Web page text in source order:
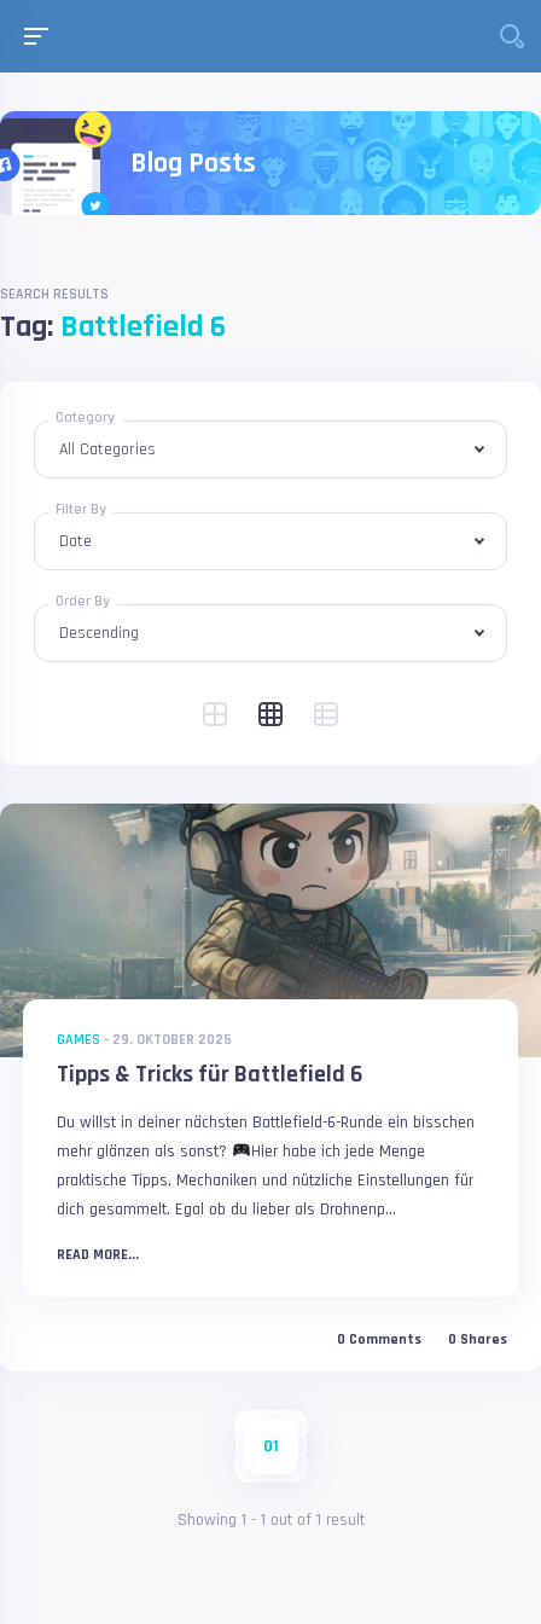
Blog Posts
SEARCH RESULTS
Tag: Battlefield 6
Category
Filter By
Order By
GAMES - 29. OKTOBER 2025
Tipps & Tricks für Battlefield 6
Du willst in deiner nächsten Battlefield-6-Runde ein bisschen
mehr glänzen als sonst?
Hier habe ich jede Menge
praktische Tipps, Mechaniken und nützliche Einstellungen für
dich gesammelt. Egal ob du lieber als Drohnenp...
READ MORE...
0 Comments 0 Shares
01
Showing 1 - 1 out of 1 result